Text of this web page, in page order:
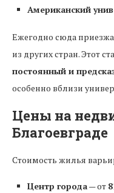
Американский
Ежегодно сюда
из других стран. Этот
постоянный и
особенно вблизи
Цены на
Благоевграде
Стоимость жилья
Центр города— от